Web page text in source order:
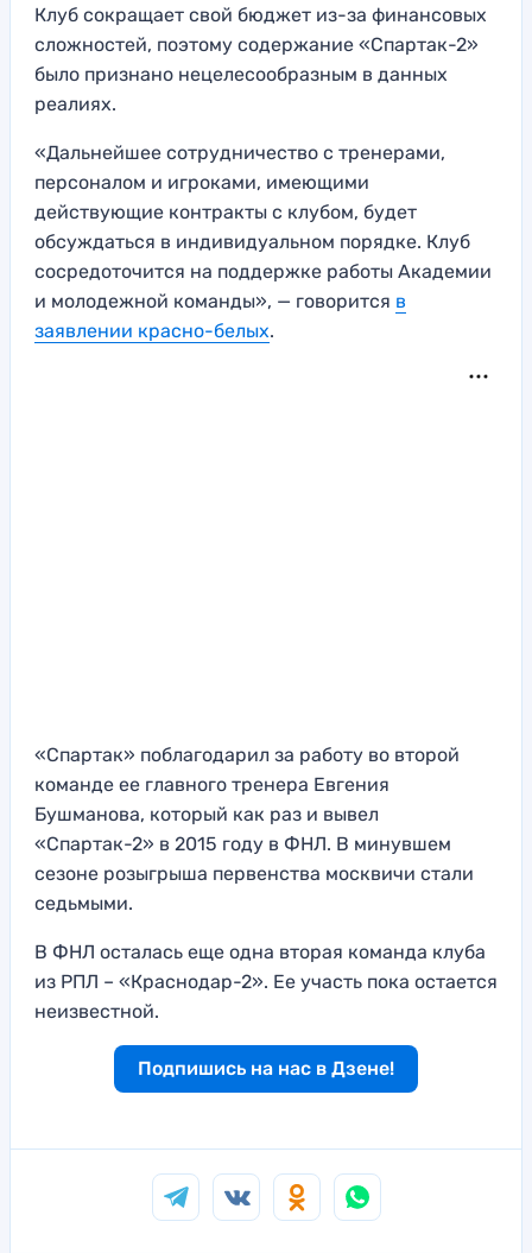
Клуб сокращает свой бюджет из-за финансовых
сложностей, поэтому содержание «Спартак-2»
было признано нецелесообразным в данных
реалиях.
«Дальнейшее сотрудничество с тренерами,
персоналом и игроками, имеющими
действующие контракты с клубом, будет
обсуждаться в индивидуальном порядке. Клуб
сосредоточится на поддержке работы Академии
и молодежной команды», — говорится в
заявлении красно-белых.
«Спартак» поблагодарил за работу во второй
команде ее главного тренера Евгения
Бушманова, который как раз и вывел
«Спартак-2» в 2015 году в ФНЛ. В минувшем
сезоне розыгрыша первенства москвичи стали
седьмыми.
В ФНЛ осталась еще одна вторая команда клуба
из РПЛ – «Краснодар-2». Ее участь пока остается
неизвестной.
Подпишись на нас в Дзене!